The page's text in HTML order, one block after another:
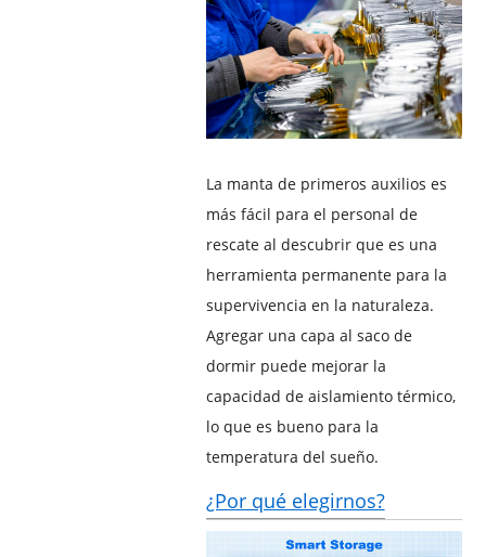
La manta de primeros auxilios es
más fácil para el personal de
rescate al descubrir que es una
herramienta permanente para la
supervivencia en la naturaleza.
Agregar una capa al saco de
dormir puede mejorar la
capacidad de aislamiento térmico,
lo que es bueno para la
temperatura del sueño.
¿Por qué elegirnos?